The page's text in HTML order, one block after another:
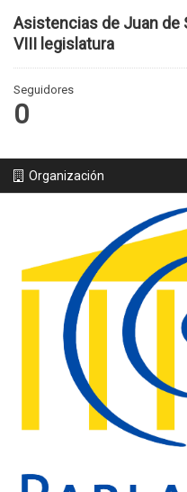
Asistencias de Juan de
VIII legislatura
Seguidores
0
Organización